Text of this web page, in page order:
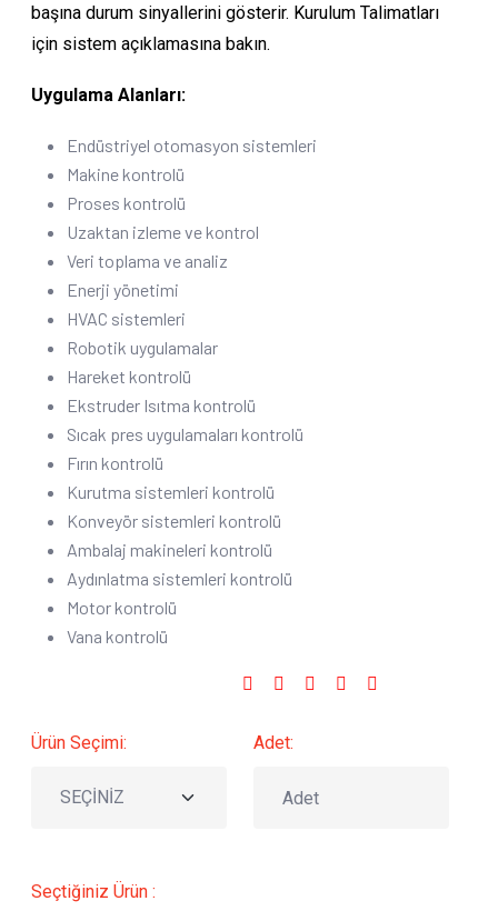
başına durum sinyallerini gösterir. Kurulum Talimatları
için sistem açıklamasına bakın.
Uygulama Alanları:
Endüstriyel otomasyon sistemleri
Makine kontrolü
Proses kontrolü
Uzaktan izleme ve kontrol
Veri toplama ve analiz
Enerji yönetimi
HVAC sistemleri
Robotik uygulamalar
Hareket kontrolü
Ekstruder Isıtma kontrolü
Sıcak pres uygulamaları kontrolü
Fırın kontrolü
Kurutma sistemleri kontrolü
Konveyör sistemleri kontrolü
Ambalaj makineleri kontrolü
Aydınlatma sistemleri kontrolü
Motor kontrolü
Vana kontrolü
Ürün Seçimi: Adet:
Seçtiğiniz Ürün :